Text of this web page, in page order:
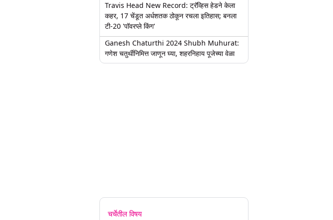
Travis Head New Record: ट्रॅव्हिस हेडने केला
कहर, 17 चेंडूत अर्धशतक ठोकून रचला इतिहास; बनला
टी-20 'पॉवरप्ले किंग'
Ganesh Chaturthi 2024 Shubh Muhurat:
गणेश चतुर्थीनिमित्त जाणून घ्या, शहरनिहाय पूजेच्या वेळा
चर्चेतील विषय